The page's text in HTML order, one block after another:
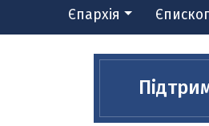
Єпархія